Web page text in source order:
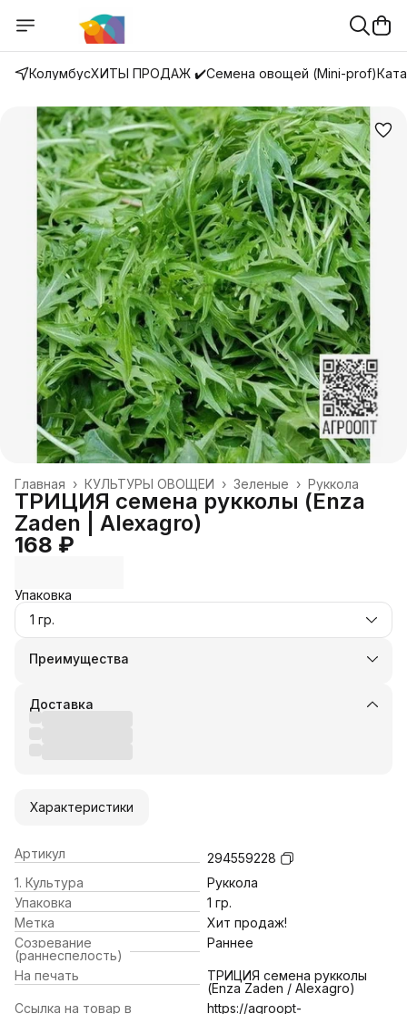
КолумбусХИТЫ ПРОДАЖ ✔️Семена овощей (Mini-prof)
Руккола
Зеленые ›
КУЛЬТУРЫ ОВОЩЕЙ ›
Главная ›
ТРИЦИЯ семена рукколы (Enza
Zaden | Alexagro)
168 ₽
Упаковка
1 гр.
Преимущества
Оплата частями в Сплит
Удобный возврат
Доставка
Характеристики
Артикул
294559228
1. Культура
Руккола
Упаковка
1 гр.
Метка
Хит продаж!
Созревание
(раннеспелость)
Раннее
На печать
ТРИЦИЯ семена рукколы
(Enza Zaden / Alexagro)
Ссылка на товар в
https://agroopt-